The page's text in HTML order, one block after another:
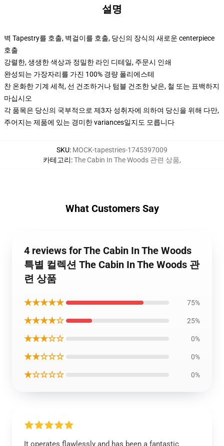
설명
벽 Tapestry를 호출, 벽걸이를 호출, 당신의 장식의 새로운 centerpiece
호출
강렬한, 생생한 색상과 정밀한 라인 디테일, 주문시 인쇄
완성되는 가장자리를 가진 100% 경량 폴리에스테
찬 온화한 기계 세척, 선 건조하거나 텀블 건조한 낮은, 철 또는 표백하지
마십시오
각 품목은 당신의 국부적으로 제3자 성취자에 의하여 당신을 위해 다만,
주어지는 제품에 있는 경미한 variances일지도 모릅니다
SKU: MOCK-tapestries-1745397009
카테고리:The Cabin In The Woods 관련 상품,
What Customers Say
4 reviews for The Cabin In The Woods
특별 컬렉션 The Cabin In The Woods 관
련 상품
★★★★★ 75%
★★★★☆ 25%
★★★☆☆ 0%
★★☆☆☆ 0%
★☆☆☆☆ 0%
It operates flawlessly and has been a fantastic